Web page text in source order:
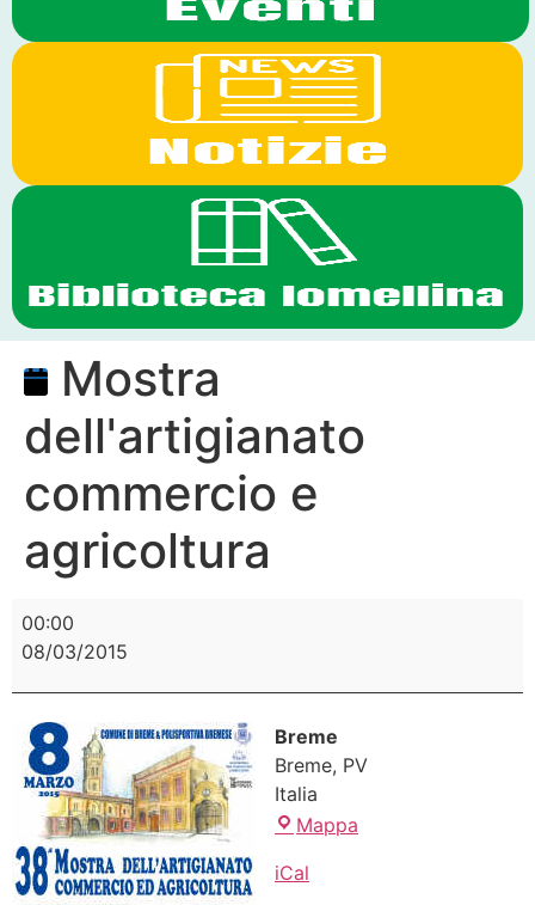
Mostra
dell'artigianato
commercio e
agricoltura
00:00
08/03/2015
Breme
Breme, PV
Italia
Mappa
iCal